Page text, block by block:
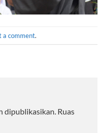
a comment.
dipublikasikan. Ruas